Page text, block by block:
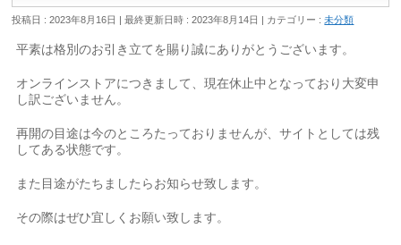
投稿日 : 2023年8月16日 最終更新日時 : 2023年8月14日 カテゴリー :未分類
平素は格別のお引き立てを賜り誠にありがとうございます。
オンラインストアにつきまして、現在休止中となっており大変申
し訳ございません。
再開の目途は今のところたっておりませんが、サイトとしては残
してある状態です。
また目途がたちましたらお知らせ致します。
その際はぜひ宜しくお願い致します。